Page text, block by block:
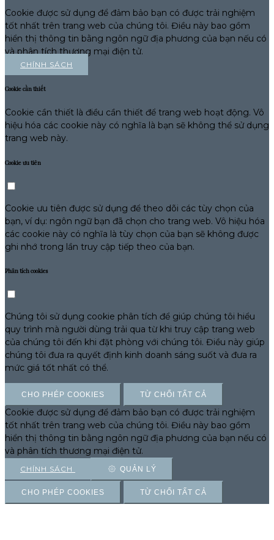
Cookie được sử dụng để đảm bảo bạn có được trải nghiệm
tốt nhất trên trang web của chúng tôi. Điều này bao gồm
hiển thị thông tin bằng ngôn ngữ địa phương của bạn nếu có
và phân tích thương mại điện tử.
CHÍNH SÁCH
Cookie cần thiết
Cookie cần thiết là điều cần thiết để trang web hoạt động. Vô
hiệu hóa các cookie này có nghĩa là bạn sẽ không thể sử dụng
trang web này.
Cookie ưu tiên
Cookie ưu tiên được sử dụng để theo dõi các tùy chọn của
bạn, ví dụ: ngôn ngữ bạn đã chọn cho trang web. Vô hiệu hóa
các cookie này có nghĩa là tùy chọn của bạn sẽ không được
ghi nhớ trong lần truy cập tiếp theo của bạn.
Phân tích cookies
Chúng tôi sử dụng cookie phân tích để giúp chúng tôi hiểu
quy trình mà người dùng trải qua từ khi truy cập trang web
của chúng tôi đến khi đặt phòng với chúng tôi. Điều này giúp
chúng tôi đưa ra quyết định kinh doanh sáng suốt và đưa ra
mức giá tốt nhất có thể.
CHO PHÉP COOKIES TỪ CHỐI TẤT CẢ
Cookie được sử dụng để đảm bảo bạn có được trải nghiệm
tốt nhất trên trang web của chúng tôi. Điều này bao gồm
hiển thị thông tin bằng ngôn ngữ địa phương của bạn nếu có
và phân tích thương mại điện tử.
CHÍNH SÁCH QUẢN LÝ
CHO PHÉP COOKIES TỪ CHỐI TẤT CẢ